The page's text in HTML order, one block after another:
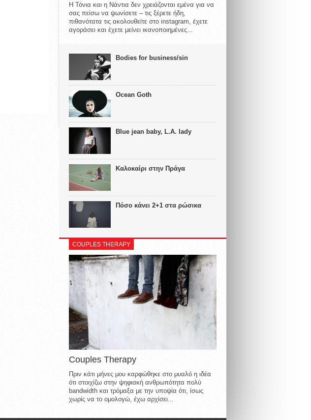
Η Τόνια και η Νάντια δεν χρειάζονται εμένα για να
σας πείσω να ψωνίσετε – τις ξέρετε ήδη,
πιθανότατα τις ακολουθείτε στο instagram, έχετε
αγοράσει και έχετε μείνει ικανοποιημένες...
Bodies for business/sin
Ocean Goth
Blue jean baby, L.A. lady
Καλοκαίρι στην Πράγα
Πόσο κάνει 2+1 στα ρώσικα
COUPLES THERAPY
Couples Therapy
Πριν κάτι μήνες μου καρφώθηκε στο μυαλό η ιδέα
ότι στοιχίζω στην ψηφιακή ανθρωπότητα πολύ
bandwidth και τρόμαξα με την υποψία ότι, ίσως
χωρίς να το ομολογώ, έχω αρχίσει...